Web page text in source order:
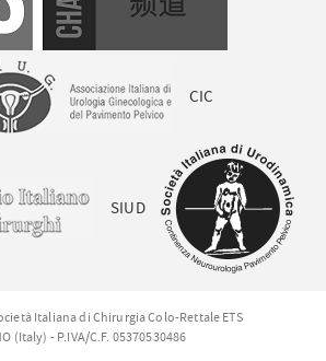
CIC
SIUD
Italiana di Chirurgia Colo-Rettale ETS
(Italy) - P.IVA/C.F. 05370530486